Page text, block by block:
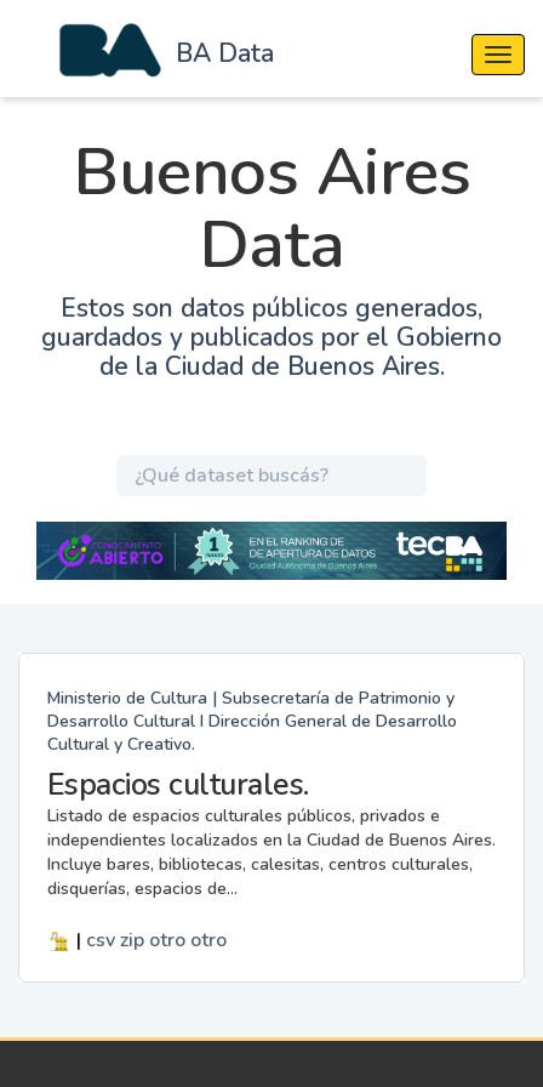
BA Data
Buenos Aires
Data
Estos son datos públicos generados,
guardados y publicados por el Gobierno
de la Ciudad de Buenos Aires.
Ministerio de Cultura | Subsecretaría de Patrimonio y
Desarrollo Cultural I Dirección General de Desarrollo
Cultural y Creativo.
Espacios culturales.
Listado de espacios culturales públicos, privados e
independientes localizados en la Ciudad de Buenos Aires.
Incluye bares, bibliotecas, calesitas, centros culturales,
disquerías, espacios de...
| csv zip otro otro